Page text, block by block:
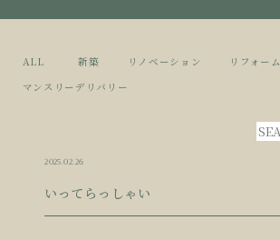
廃棄物について知る
5 空き家とリノベーション
活かすリノベーション
ALL 新築 リノベーション リフォーム
マンスリーデリバリー
2025.02.26
いってらっしゃい